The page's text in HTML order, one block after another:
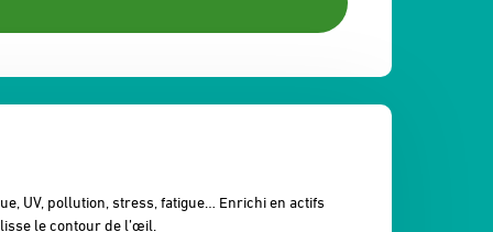
UV, pollution, stress, fatigue… Enrichi en actifs
le contour de l’œil.